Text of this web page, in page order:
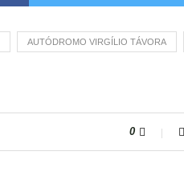
AUTÓDROMO VIRGÍLIO TÁVORA
0